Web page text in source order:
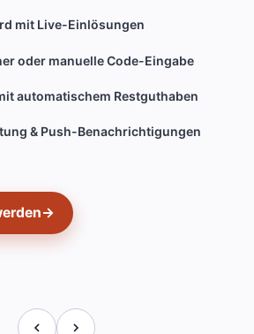
mit Live-Einlösungen
oder manuelle Code-Eingabe
automatischem Restguthaben
& Push-Benachrichtigungen
→